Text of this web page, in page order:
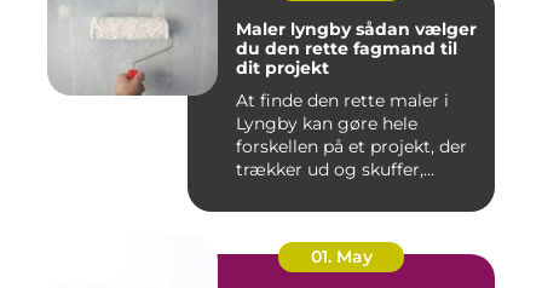
Maler lyngby sådan vælger
du den rette fagmand til
dit projekt
At finde den rette maler i
Lyngby kan gøre hele
forskellen på et projekt, der
trækker ud og skuffer,...
01. May